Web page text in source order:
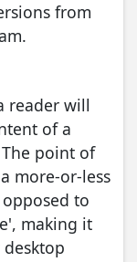
from
reader will
of a
point of
more-or-less
to
making it